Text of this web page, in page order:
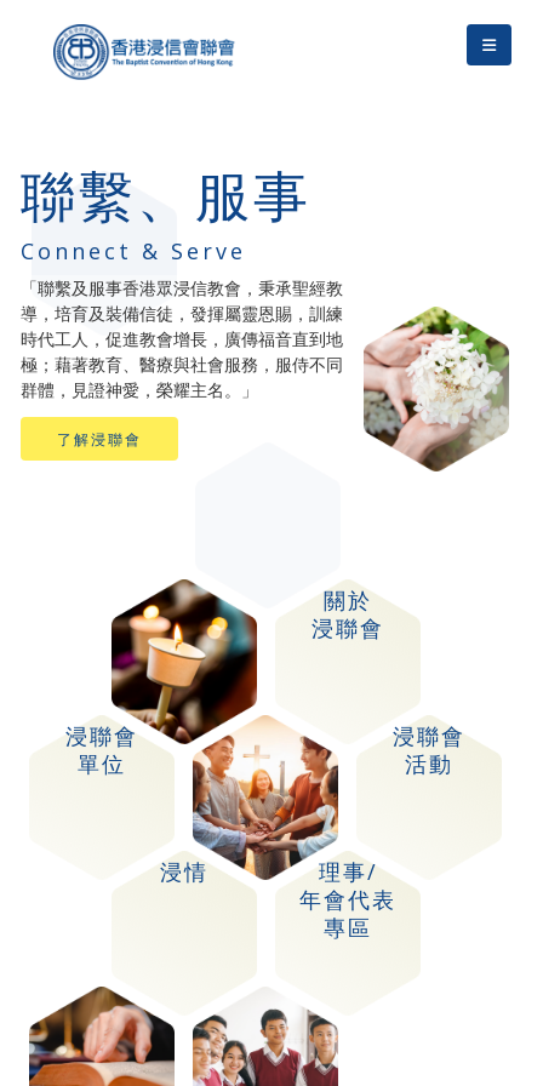
聯繫、服事
Connect & Serve
「聯繫及服事香港眾浸信教會，秉承聖經教
導，培育及裝備信徒，發揮屬靈恩賜，訓練
時代工人，促進教會增長，廣傳福音直到地
極；藉著教育、醫療與社會服務，服侍不同
群體，見證神愛，榮耀主名。」
了解浸聯會
關於
浸聯會
浸聯會
單位
浸聯會
活動
浸情
理事/
年會代表
專區